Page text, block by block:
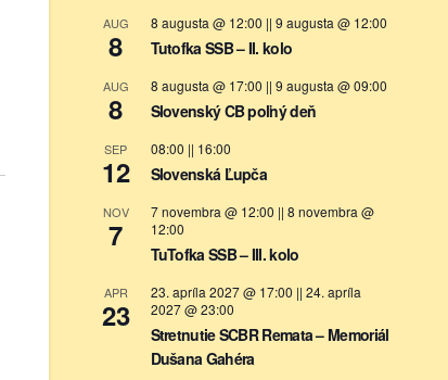
AUG
8
8 augusta @ 12:00 || 9 augusta @ 12:00
Tutofka SSB – II. kolo
AUG
8
8 augusta @ 17:00 || 9 augusta @ 09:00
Slovenský CB poľný deň
SEP
12
08:00 || 16:00
Slovenská Ľupča
NOV
7
7 novembra @ 12:00 || 8 novembra @
12:00
TuTofka SSB – III. kolo
APR
23
23. apríla 2027 @ 17:00 || 24. apríla
2027 @ 23:00
Stretnutie SCBR Remata – Memoriál
Dušana Gahéra